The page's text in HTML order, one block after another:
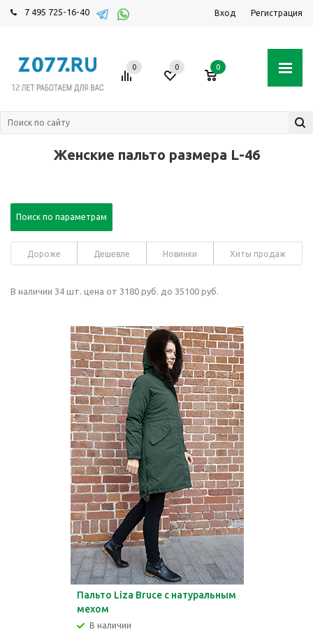
7 495 725-16-40 Вход Регистрация
0 0 0
Женские пальто размера L-46
Поиск по параметрам
Дороже Дешевле Новинки Хиты продаж
В наличии 34 шт. цена от 3180 руб. до 35100 руб.
Пальто Liza Bruce с натуральным
мехом
В наличии